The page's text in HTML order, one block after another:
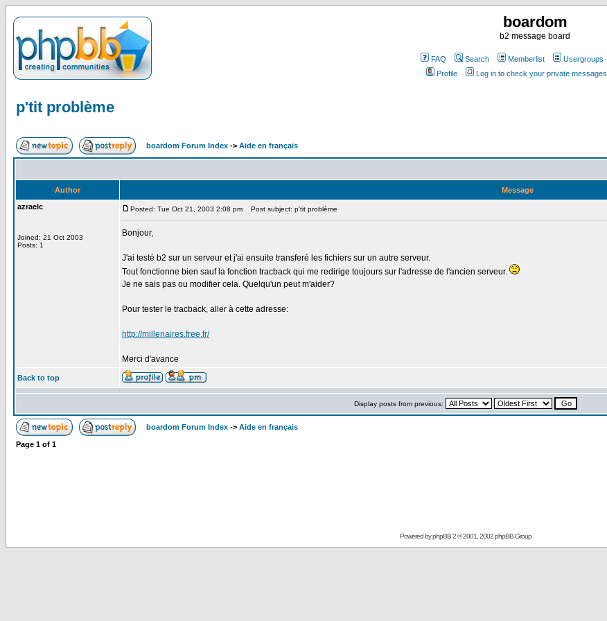
boardom
b2 message board
FAQ Search Memberlist Usergroups
Profile
Log in to check your private messages
p'tit problème
boardom Forum Index -> Aide en français
Author
Message
azraelc
Joined: 21 Oct 2003
Posts: 1
Posted: Tue Oct 21, 2003 2:08 pm Post subject: p'tit problème
Bonjour,
J'ai testé b2 sur un serveur et j'ai ensuite transferé les fichiers sur un autre serveur.
Tout fonctionne bien sauf la fonction tracback qui me redirige toujours sur l'adresse de l'ancien serveur.
Je ne sais pas ou modifier cela. Quelqu'un peut m'aider?
Pour tester le tracback, aller à cette adresse:
http://millenaires.free.fr/
Merci d'avance
Back to top
Display posts from previous:
boardom Forum Index -> Aide en français
Page 1 of 1
Powered byphpBB2 © 2001, 2002 phpBB Group